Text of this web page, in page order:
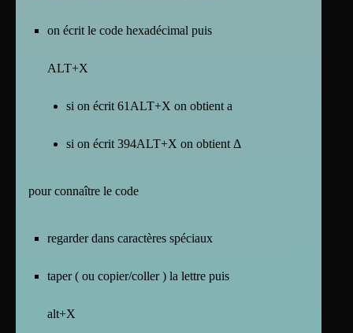
on écrit le code hexadécimal puis
ALT+X
si on écrit 61ALT+X on obtient a
si on écrit 394ALT+X on obtient Δ
pour connaître le code
regarder dans caractères spéciaux
taper ( ou copier/coller ) la lettre puis
alt+X